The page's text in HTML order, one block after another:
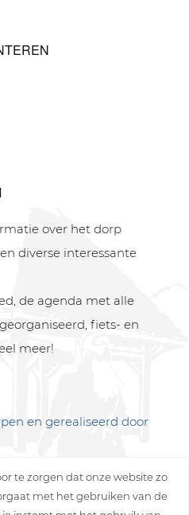
over het dorp
diverse interessante
de agenda met alle
fiets- en
meer!
en gerealiseerd door
te zorgen dat onze website zo
met het gebruiken van de